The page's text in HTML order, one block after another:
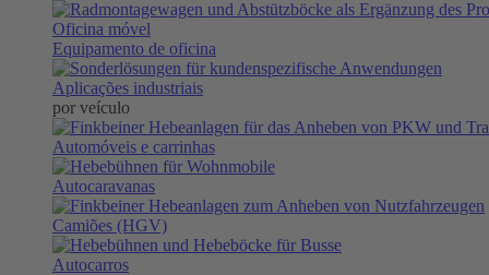
Oficina móvel
Equipamento de oficina
Aplicações industriais
por veículo
Automóveis e carrinhas
Autocaravanas
Camiões (HGV)
Autocarros